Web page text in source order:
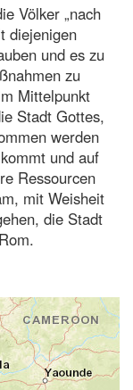
Völker „nach
diejenigen
und es zu
zu
Mittelpunkt
Stadt Gottes,
werden
und auf
Ressourcen
mit Weisheit
die Stadt